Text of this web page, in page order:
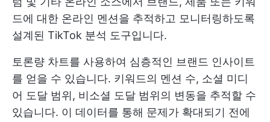
드에 대한 온라인 멘션을 추적하고 모니터링하도록
설계된 TikTok 분석 도구입니다.
토론량 차트를 사용하여 심층적인 브랜드 인사이트
를 얻을 수 있습니다. 키워드의 멘션 수, 소셜 미디
어 도달 범위, 비소셜 도달 범위의 변동을 추적할 수
있습니다. 이 데이터를 통해 문제가 확대되기 전에